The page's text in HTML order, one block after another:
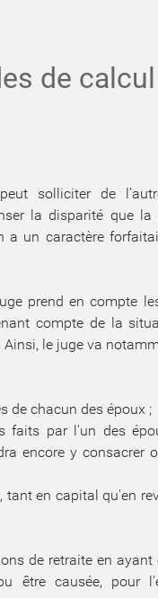
de
solliciter de
la disparité que
a un caractère
prend en compte
compte de la
le juge va
de chacun des époux ;
faits par l'un des
encore y consacrer
en capital qu'en
de retraite en
être causée, pour